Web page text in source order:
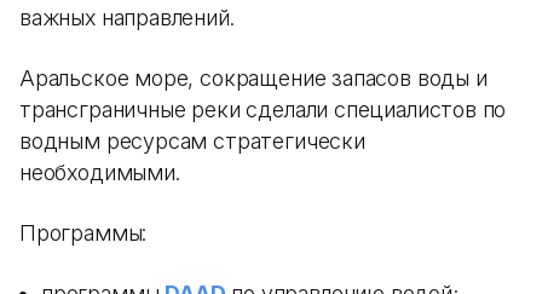
важных направлений.
Аральское море, сокращение запасов воды и
трансграничные реки сделали специалистов по
водным ресурсам стратегически
необходимыми.
Программы: